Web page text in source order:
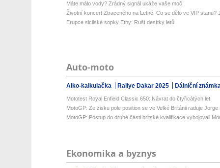
Máte málo vody? Zrádný signál ukáže vaše moč
Životní koncert Ztraceného na Letné: Co se dělo ve VIP stanu?
Erupce sicilské sopky Etny: Ruší desítky letů
Auto-moto
Alko-kalkulačka Rallye Dakar 2025 Dálniční
Mototest Royal Enfield Classic 650: Návrat do čtyřicátých let
MotoGP: Ze zisku pole position se ve Velké Británii raduje Jorge
MotoGP: Postup do druhé části britské kvalifikace vybojovali
Ekonomika a byznys